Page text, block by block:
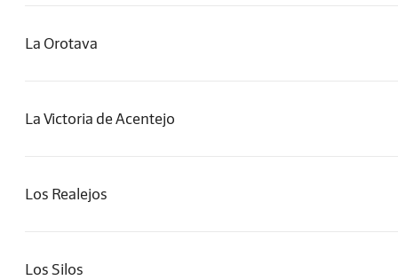
La Orotava
La Victoria de Acentejo
Los Realejos
Los Silos